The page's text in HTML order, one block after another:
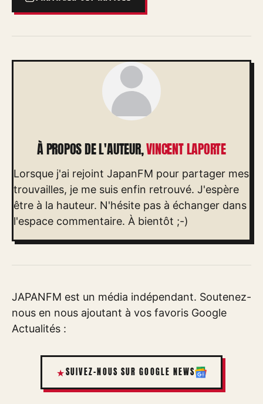
À PROPOS DE L'AUTEUR,VINCENT LAPORTE
Lorsque j'ai rejoint JapanFM pour partager mes
trouvailles, je me suis enfin retrouvé. J'espère
être à la hauteur. N'hésite pas à échanger dans
l'espace commentaire. À bientôt ;-)
JAPANFM est un média indépendant. Soutenez-
nous en nous ajoutant à vos favoris Google
Actualités :
SUIVEZ-NOUS SUR GOOGLE NEWS